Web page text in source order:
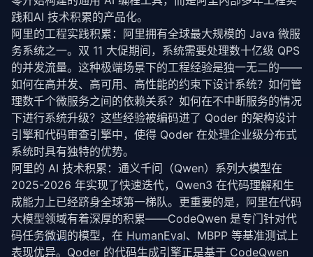
践和AI 技术积累的产品化。
阿里的工程实践积累：阿里拥有全球最大规模的 Java 微服
务系统之一。双 11 大促期间，系统需要处理数十亿级 QPS
的并发流量。这种极端场景下的工程经验是独一无二的——
如何在高并发、高可用、高性能的约束下设计系统？如何管
理数千个微服务之间的依赖关系？如何在不中断服务的情况
下进行系统升级？这些经验被编码进了 Qoder 的架构设计
引擎和代码审查引擎中，使得 Qoder 在处理企业级分布式
系统时具有独特的优势。
阿里的 AI 技术积累：通义千问（Qwen）系列大模型在
2025-2026 年实现了快速迭代，Qwen3 在代码理解和生
成能力上已经跻身全球第一梯队。更重要的是，阿里在代码
大模型领域有着深厚的积累——CodeQwen 是专门针对代
码任务微调的模型，在 HumanEval、MBPP 等基准测试上
表现优异。Qoder 的代码生成引擎正是基于 CodeQwen